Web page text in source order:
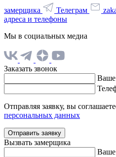
замерщика
Телеграм
адреса и телефоны
Мы в социальных медиа
Заказать звонок
Отправляя заявку, вы
персональных данных
Отправить заявку
Вызвать замерщика